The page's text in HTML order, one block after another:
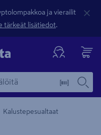
ja vierailit
tärkeät lisätiedot.
Kalustepesualtaat
kuvaus -